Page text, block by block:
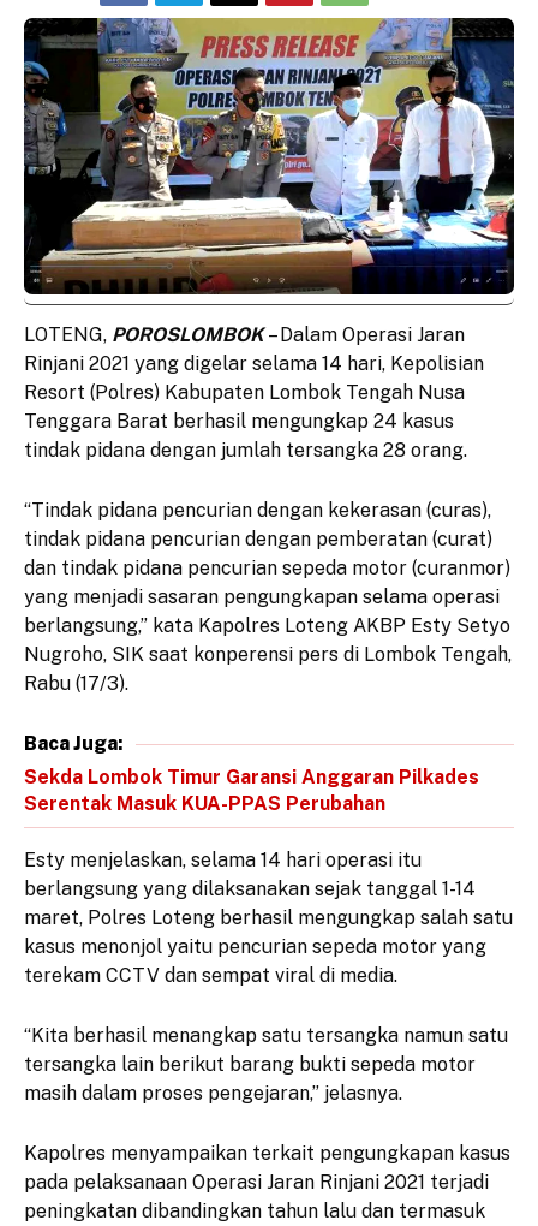
LOTENG, POROSLOMBOK– Dalam Operasi Jaran
Rinjani 2021 yang digelar selama 14 hari, Kepolisian
Resort (Polres) Kabupaten Lombok Tengah Nusa
Tenggara Barat berhasil mengungkap 24 kasus
tindak pidana dengan jumlah tersangka 28 orang.
“Tindak pidana pencurian dengan kekerasan (curas),
tindak pidana pencurian dengan pemberatan (curat)
dan tindak pidana pencurian sepeda motor (curanmor)
yang menjadi sasaran pengungkapan selama operasi
berlangsung,” kata Kapolres Loteng AKBP Esty Setyo
Nugroho, SIK saat konperensi pers di Lombok Tengah,
Rabu (17/3).
Baca Juga:
Sekda Lombok Timur Garansi Anggaran Pilkades
Serentak Masuk KUA-PPAS Perubahan
Esty menjelaskan, selama 14 hari operasi itu
berlangsung yang dilaksanakan sejak tanggal 1-14
maret, Polres Loteng berhasil mengungkap salah satu
kasus menonjol yaitu pencurian sepeda motor yang
terekam CCTV dan sempat viral di media.
“Kita berhasil menangkap satu tersangka namun satu
tersangka lain berikut barang bukti sepeda motor
masih dalam proses pengejaran,” jelasnya.
Kapolres menyampaikan terkait pengungkapan kasus
pada pelaksanaan Operasi Jaran Rinjani 2021 terjadi
peningkatan dibandingkan tahun lalu dan termasuk